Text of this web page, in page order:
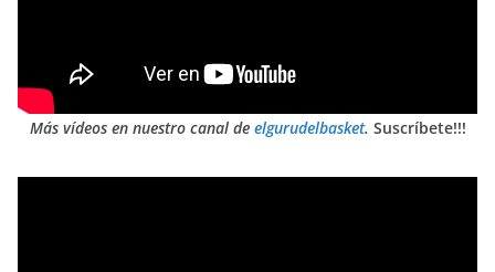
Más vídeos en nuestro canal de elgurudelbasket. Suscríbete!!!